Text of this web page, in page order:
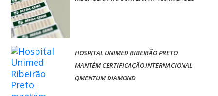
HOSPITAL UNIMED RIBEIRÃO PRETO
MANTÉM CERTIFICAÇÃO INTERNACIONAL
QMENTUM DIAMOND